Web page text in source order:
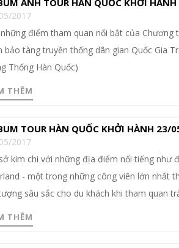
ẢNH TOUR HÀN QUỐC KHỞI
2017
điểm tham quan nổi bật của
bảo tàng truyền thống dân gian Quốc Gia
Thống Hàn Quốc)
THÊM
TOUR HÀN QUỐC KHỞI HÀNH 23/
2017
kim chi với những địa điểm nổi tiếng như
- một trong những công viên lớn nhất
sâu sắc cho du khách khi tham quan
THÊM